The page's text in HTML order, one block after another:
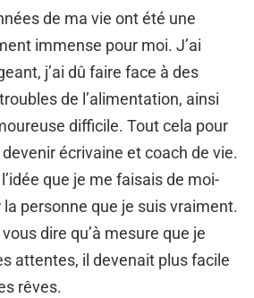
de ma vie ont été une
immense pour moi. J’ai
j’ai dû faire face à des
de l’alimentation, ainsi
difficile. Tout cela pour
écrivaine et coach de vie.
que je me faisais de moi-
personne que je suis vraiment.
dire qu’à mesure que je
attentes, il devenait plus facile
rêves.